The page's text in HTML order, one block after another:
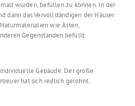
wurden, befüllen zu können. In der
dann das Vervollständigen der Häuser
wie Ästen,
Gegenständen befüllt.
Gebäude. Der große
hat sich redlich gelohnt.